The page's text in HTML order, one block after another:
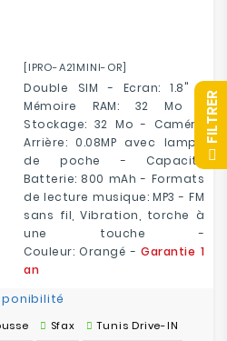
[IPRO-A21MINI-OR]
Double SIM - Ecran: 1.8" -
Mémoire RAM: 32 Mo -
Stockage: 32 Mo - Caméra
Arrière: 0.08MP avec lampe
de poche - Capacité
Batterie: 800 mAh - Formats
de lecture musique: MP3 - FM
sans fil, Vibration, torche à
une touche -
Couleur: Orangé -Garantie 1
an
Sfax Tunis Drive-IN
R